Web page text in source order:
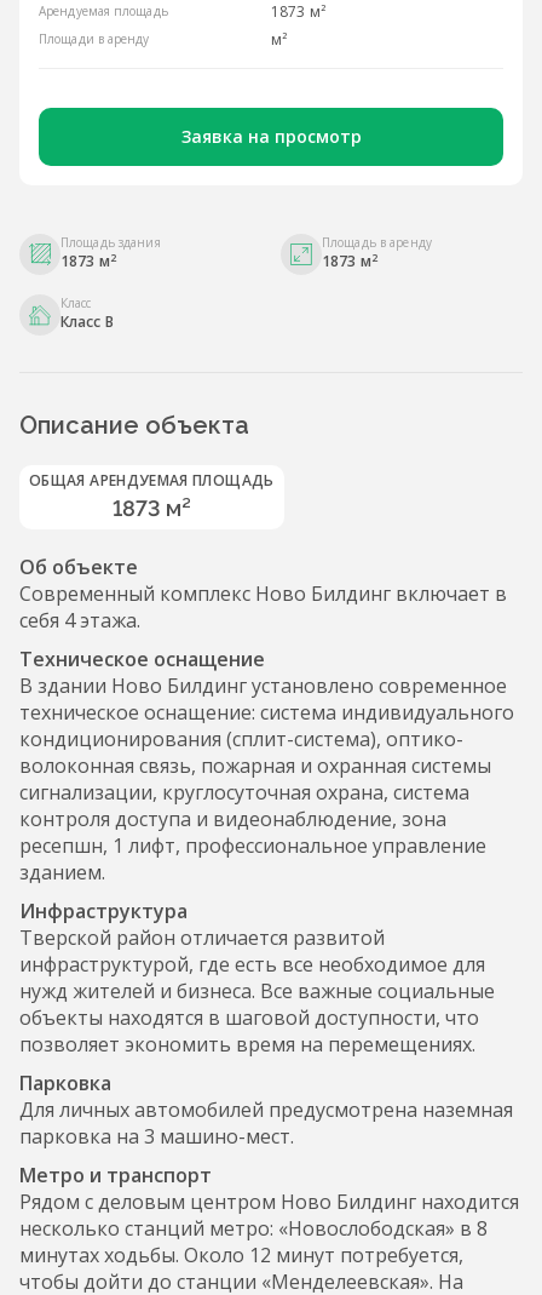
Арендуемая площадь 1873 м²
Площади в аренду м²
Заявка на просмотр
Площадь здания
1873 м2
Площадь в аренду
1873 м2
Класс
Класс B
Описание объекта
ОБЩАЯ АРЕНДУЕМАЯ ПЛОЩАДЬ
1873 м²
Об объекте
Современный комплекс Ново Билдинг включает в
себя 4 этажа.
Техническое оснащение
В здании Ново Билдинг установлено современное
техническое оснащение: система индивидуального
кондиционирования (сплит-система), оптико-
волоконная связь, пожарная и охранная системы
сигнализации, круглосуточная охрана, система
контроля доступа и видеонаблюдение, зона
ресепшн, 1 лифт, профессиональное управление
зданием.
Инфраструктура
Тверской район отличается развитой
инфраструктурой, где есть все необходимое для
нужд жителей и бизнеса. Все важные социальные
объекты находятся в шаговой доступности, что
позволяет экономить время на перемещениях.
Парковка
Для личных автомобилей предусмотрена наземная
парковка на 3 машино-мест.
Метро и транспорт
Рядом с деловым центром Ново Билдинг находится
несколько станций метро: «Новослободская» в 8
минутах ходьбы. Около 12 минут потребуется,
чтобы дойти до станции «Менделеевская». На